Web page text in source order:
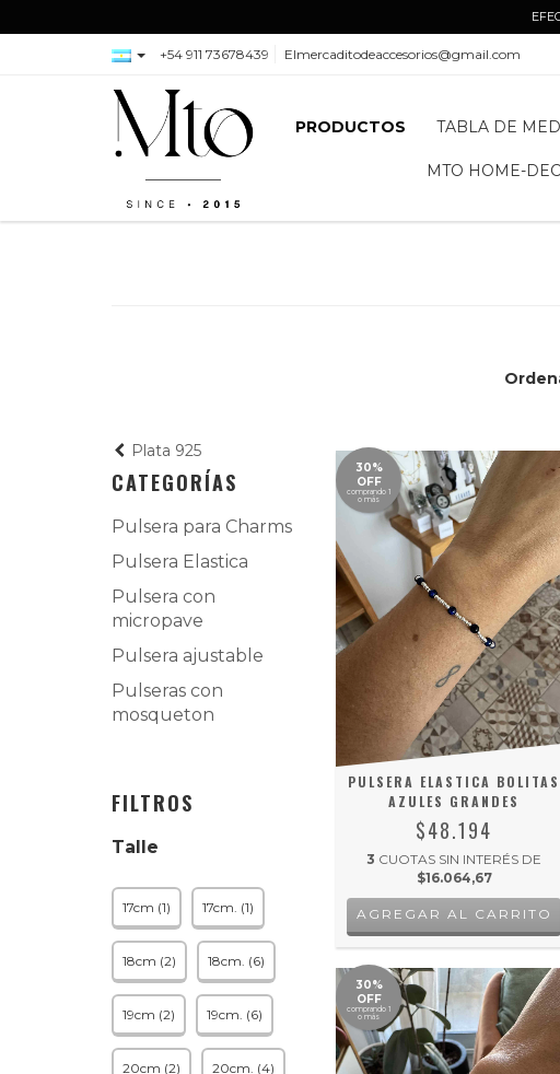
+54 911 73678439 Elmercaditodeaccesorios@gmail.com
PRODUCTOS TABLA DE
MTO HOME-
Plata 925
CATEGORÍAS
Pulsera para Charms
Pulsera Elastica
Pulsera con
micropave
Pulsera ajustable
Pulseras con
mosqueton
FILTROS
Talle
17cm (1) 17cm. (1)
18cm (2) 18cm. (6)
19cm (2) 19cm. (6)
20cm (2) 20cm. (4)
30%
OFF
comprando 1
o más
PULSERA ELASTICA BOLITAS
AZULES GRANDES
$48.194
3 CUOTAS SIN INTERÉS DE
$16.064,67
30%
OFF
comprando 1
o más